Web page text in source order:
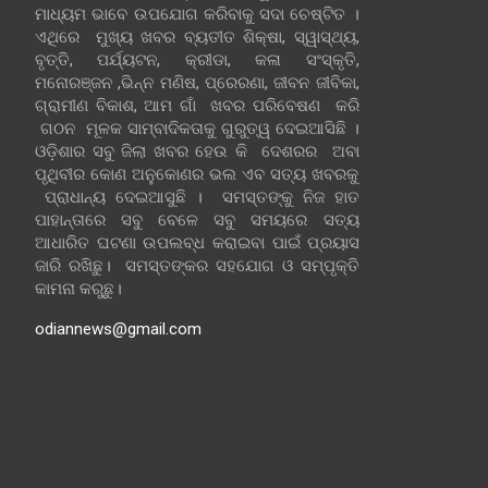
ମାଧ୍ୟମ ଭାବେ ଉପଯୋଗ କରିବାକୁ ସଦା ଚେଷ୍ଟିତ ।
ଏଥିରେ ମୁଖ୍ୟ ଖବର ବ୍ୟତୀତ ଶିକ୍ଷା, ସ୍ୱାସ୍ଥ୍ୟ,
ବୃତ୍ତି, ପର୍ଯ୍ୟଟନ, କ୍ରୀଡା, କଳା ସଂସ୍କୃତି,
ମନୋରଞ୍ଜନ ,ଭିନ୍ନ ମଣିଷ, ପ୍ରେରଣା, ଜୀବନ ଜୀବିକା,
ଗ୍ରାମୀଣ ବିକାଶ, ଆମ ଗାଁ ଖବର ପରିବେଷଣ କରି
ଗଠନ ମୂଳକ ସାମ୍ବାଦିକତାକୁ ଗୁରୁତ୍ୱ ଦେଇଆସିଛି ।
ଓଡ଼ିଶାର ସବୁ ଜିଲା ଖବର ହେଉ କି ଦେଶରର ଅବା
ପୃଥିବୀର କୋଣ ଅନୁକୋଣର ଭଲ ଏବ ସତ୍ୟ ଖବରକୁ
ପ୍ରାଧାନ୍ୟ ଦେଇଆସୁଛି । ସମସ୍ତଙ୍କୁ ନିଜ ହାତ
ପାହାନ୍ତାରେ ସବୁ ବେଳେ ସବୁ ସମୟରେ ସତ୍ୟ
ଆଧାରିତ ଘଟଣା ଉପଲବ୍ଧ କରାଇବା ପାଇଁ ପ୍ରୟାସ
ଜାରି ରଖିଛୁ। ସମସ୍ତଙ୍କର ସହଯୋଗ ଓ ସମ୍ପୃକ୍ତି
କାମନା କରୁଛୁ।
odiannews@gmail.com